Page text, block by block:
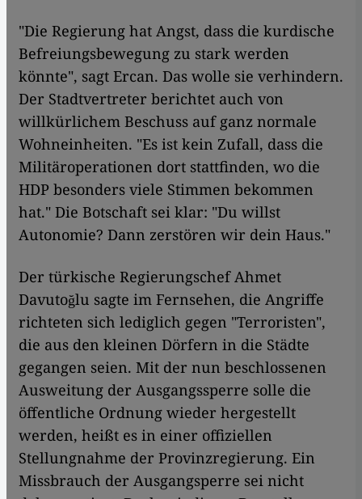
"Die Regierung hat Angst, dass die kurdische
Befreiungsbewegung zu stark werden
könnte", sagt Ercan. Das wolle sie verhindern.
Der Stadtvertreter berichtet auch von
willkürlichem Beschuss auf ganz normale
Wohneinheiten. "Es ist kein Zufall, dass die
Militäroperationen dort stattfinden, wo die
HDP besonders viele Stimmen bekommen
hat." Die Botschaft sei klar: "Du willst
Autonomie? Dann zerstören wir dein Haus."
Der türkische Regierungschef Ahmet
Davutoğlu sagte im Fernsehen, die Angriffe
richteten sich lediglich gegen "Terroristen",
die aus den kleinen Dörfern in die Städte
gegangen seien. Mit der nun beschlossenen
Ausweitung der Ausgangssperre solle die
öffentliche Ordnung wieder hergestellt
werden, heißt es in einer offiziellen
Stellungnahme der Provinzregierung. Ein
Missbrauch der Ausgangsperre sei nicht